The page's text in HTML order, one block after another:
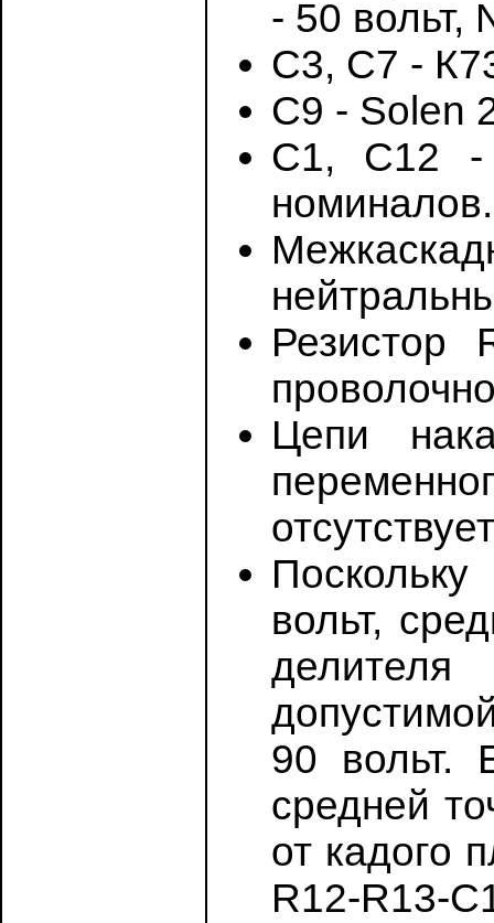
- 50 вольт,
С3, C7 -
С9 - Solen
С1, С12 -
номиналов.
Резистор
Цепи
вольт,
90 вольт.
средней
от кадого
R12-